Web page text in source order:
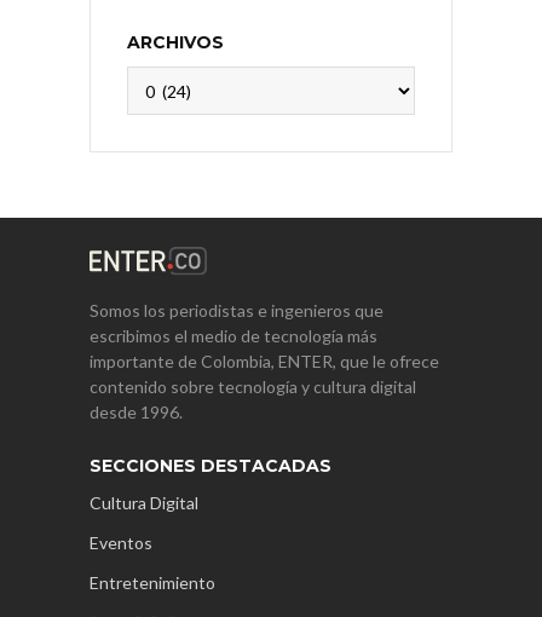
ARCHIVOS
Somos los periodistas e ingenieros que
escribimos el medio de tecnología más
importante de Colombia, ENTER, que le ofrece
contenido sobre tecnología y cultura digital
desde 1996.
SECCIONES DESTACADAS
Cultura Digital
Eventos
Entretenimiento